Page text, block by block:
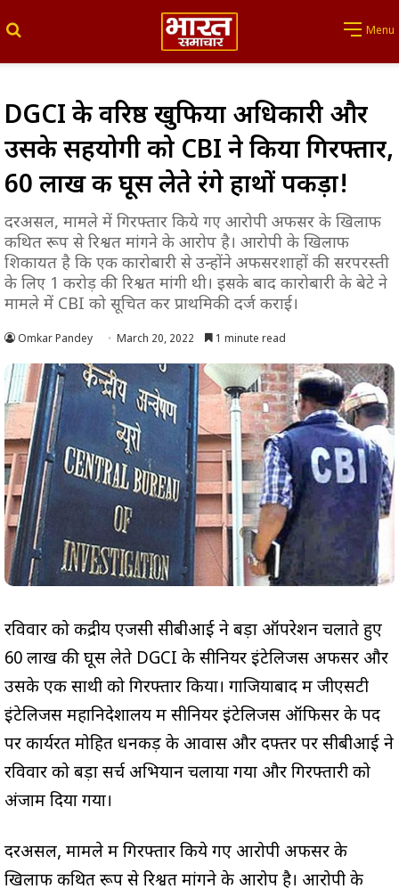
Menu
DGCI के वरिष्ठ खुफिया अधिकारी और
उसके सहयोगी को CBI ने किया गिरफ्तार,
60 लाख की घूस लेते रंगे हाथों पकड़ा!
दरअसल, मामले में गिरफ्तार किये गए आरोपी अफसर के खिलाफ
कथित रूप से रिश्वत मांगने के आरोप है। आरोपी के खिलाफ
शिकायत है कि एक कारोबारी से उन्होंने अफसरशाहों की सरपरस्ती
के लिए 1 करोड़ की रिश्वत मांगी थी। इसके बाद कारोबारी के बेटे ने
मामले में CBI को सूचित कर प्राथमिकी दर्ज कराई।
Omkar Pandey March 20, 2022 1 minute read
रविवार को केंद्रीय एजेंसी सीबीआई ने बड़ा ऑपरेशन चलाते हुए
60 लाख की घूस लेते DGCI के सीनियर इंटेलिजेंस अफसर और
उसके एक साथी को गिरफ्तार किया। गाजियाबाद में जीएसटी
इंटेलिजेंस महानिदेशालय में सीनियर इंटेलिजेंस ऑफिसर के पद
पर कार्यरत मोहित धनकड़ के आवास और दफ्तर पर सीबीआई ने
रविवार को बड़ा सर्च अभियान चलाया गया और गिरफ्तारी को
अंजाम दिया गया।
दरअसल, मामले में गिरफ्तार किये गए आरोपी अफसर के
खिलाफ कथित रूप से रिश्वत मांगने के आरोप है। आरोपी के